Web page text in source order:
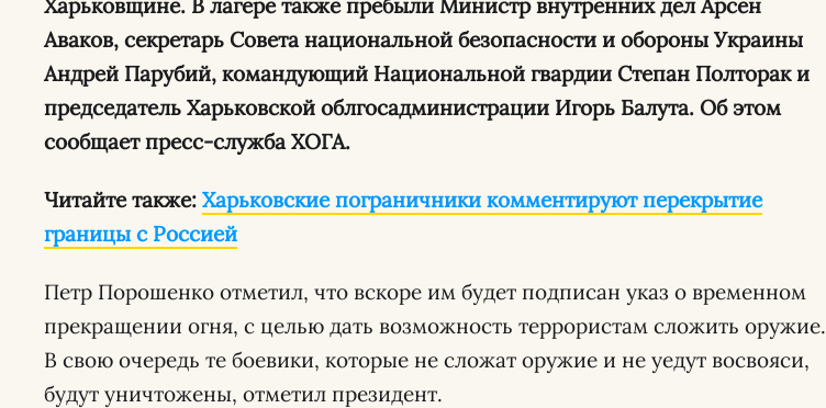
Харьковщине. В лагере также пребыли Министр внутренних дел Арсен
Аваков, секретарь Совета национальной безопасности и обороны Украины
Андрей Парубий, командующий Национальной гвардии Степан Полторак и
председатель Харьковской облгосадминистрации Игорь Балута. Об этом
сообщает пресс-служба ХОГА.
Читайте также: Харьковские пограничники комментируют перекрытие
границы с Россией
Петр Порошенко отметил, что вскоре им будет подписан указ о временном
прекращении огня, с целью дать возможность террористам сложить оружие.
В свою очередь те боевики, которые не сложат оружие и не уедут восвояси,
будут уничтожены, отметил президент.